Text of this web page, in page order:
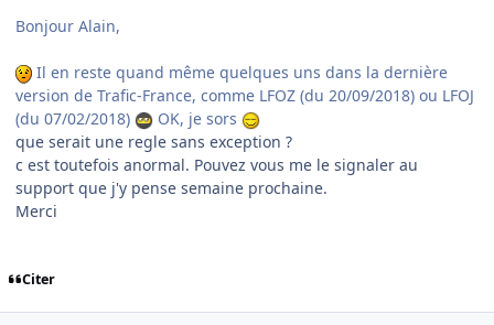
Bonjour Alain,
Il en reste quand même quelques uns dans la dernière
version de Trafic-France, comme LFOZ (du 20/09/2018) ou LFOJ
(du 07/02/2018)
OK, je sors
que serait une regle sans exception ?
c est toutefois anormal. Pouvez vous me le signaler au
support que j'y pense semaine prochaine.
Merci
Citer